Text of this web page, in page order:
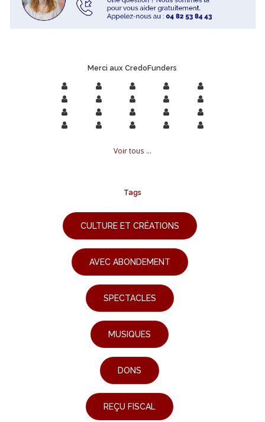
Merci aux CredoFunders
Voir tous ...
Tags
CULTURE ET CRÉATIONS
AVEC ABONDEMENT
SPECTACLES
MUSIQUES
DONS
REÇU FISCAL